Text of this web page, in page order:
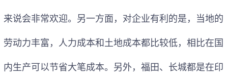
来说会非常欢迎。另一方面，对企业有利的是，当地的
劳动力丰富，人力成本和土地成本都比较低，相比在国
内生产可以节省大笔成本。另外，福田、长城都是在印